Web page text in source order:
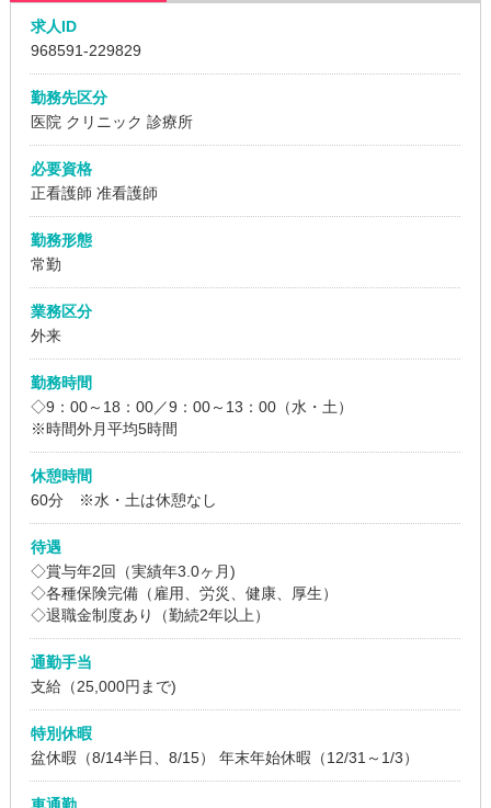
求人ID
968591-229829
勤務先区分
医院 クリニック 診療所
必要資格
正看護師 准看護師
勤務形態
常勤
業務区分
外来
勤務時間
◇9：00～18：00／9：00～13：00（水・土）
※時間外月平均5時間
休憩時間
60分 ※水・土は休憩なし
待遇
◇賞与年2回（実績年3.0ヶ月)
◇各種保険完備（雇用、労災、健康、厚生）
◇退職金制度あり（勤続2年以上）
通勤手当
支給（25,000円まで)
特別休暇
盆休暇（8/14半日、8/15） 年末年始休暇（12/31～1/3）